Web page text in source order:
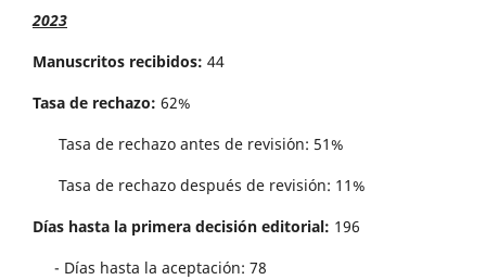
2023
Manuscritos recibidos: 44
Tasa de rechazo: 62%
Tasa de rechazo antes de revisi´on: 51%
Tasa de rechazo después de revisión: 11%
Días hasta la primera decisión editorial: 196
- Días hasta la aceptación: 78